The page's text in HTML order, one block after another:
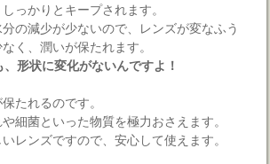
っかりとキープされます。
の減少が少ないので、レンズが変なふう
く、潤いが保たれます。
形状に変化がないんですよ！
たれるのです。
細菌といった物質を極力おさえます。
レンズですので、安心して使えます。